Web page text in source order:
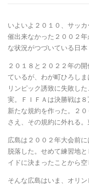
いよいよ２０１０、サッ
催出来なかった２００２
な状況がつづいている日本
２０１８と２０２２年の
ているが、わが町ひろし
リンピック誘致に失敗し
実。ＦＩＦＡは決勝戦は
新たな規約を作った。２
さえ、その規約に外れる
広島は２００２年大会前
脱落した。せめて練習地
イドに決まったことから空
そんな広島はいま、オリ